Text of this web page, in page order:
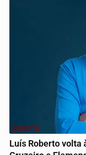
ESPORTE
Luís Roberto volta